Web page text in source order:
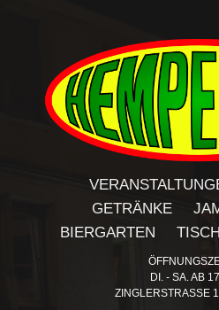
GETRÄNKE
BIERGARTEN
DI. - SA. AB
ZINGLERSTRASSE